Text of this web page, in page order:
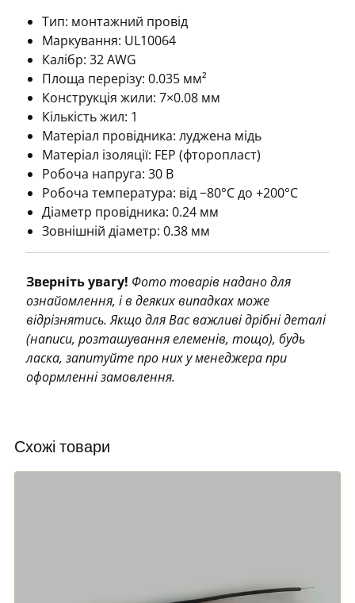
Тип: монтажний провід
Маркування: UL10064
Калібр: 32 AWG
Площа перерізу: 0.035 мм²
Конструкція жили: 7×0.08 мм
Кількість жил: 1
Матеріал провідника: луджена мідь
Матеріал ізоляції: FEP (фторопласт)
Робоча напруга: 30 В
Робоча температура: від −80°C до +200°C
Діаметр провідника: 0.24 мм
Зовнішній діаметр: 0.38 мм
Зверніть увагу! Фото товарів надано для
ознайомлення, і в деяких випадках може
відрізнятись. Якщо для Вас важливі дрібні деталі
(написи, розташування елеменів, тощо), будь
ласка, запитуйте про них у менеджера при
оформленні замовлення.
Схожі товари